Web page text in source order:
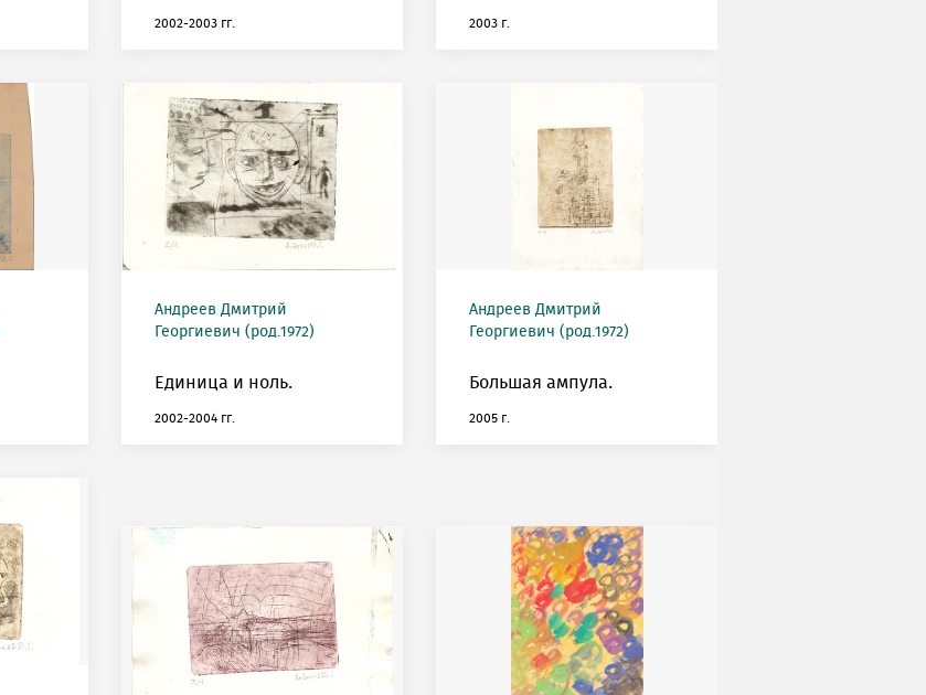
2002-2003 гг. 2003 г.
Андреев Дмитрий
Георгиевич (род.1972)
Единица и ноль.
2002-2004 гг.
Андреев Дмитрий
Георгиевич (род.1972)
Большая ампула.
2005 г.